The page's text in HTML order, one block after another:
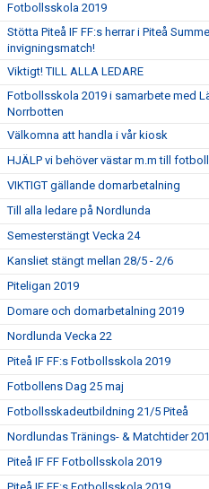
Fotbollsskola 2019
Stötta Piteå IF FF:s herrar i Piteå
invigningsmatch!
Viktigt! TILL ALLA LEDARE
Fotbollsskola 2019 i samarbete med
Norrbotten
Välkomna att handla i vår kiosk
HJÄLP vi behöver västar m.m till
VIKTIGT gällande domarbetalning
Till alla ledare på Nordlunda
Semesterstängt Vecka 24
Kansliet stängt mellan 28/5 - 2/6
Piteligan 2019
Domare och domarbetalning 2019
Nordlunda Vecka 22
Piteå IF FF:s Fotbollsskola 2019
Fotbollens Dag 25 maj
Fotbollsskadeutbildning 21/5 Piteå
Nordlundas Tränings- & Matchtider
Piteå IF FF Fotbollsskola 2019